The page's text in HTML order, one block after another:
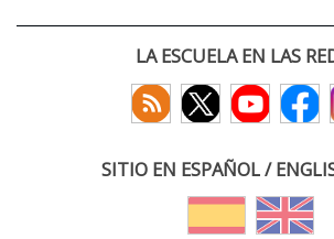
LA ESCUELA EN LAS
SITIO EN ESPAÑOL /